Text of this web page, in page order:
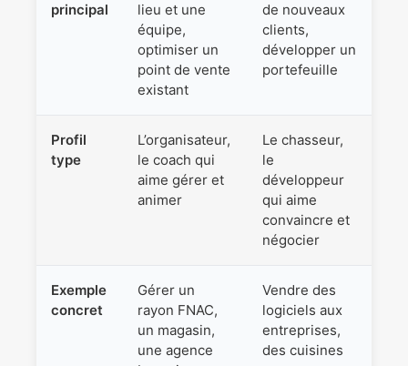
principal
lieu et une
équipe,
optimiser un
point de vente
existant
de nouveaux
clients,
développer un
portefeuille
Profil
type
L’organisateur,
le coach qui
aime gérer et
animer
Le chasseur,
le
développeur
qui aime
convaincre et
négocier
Exemple
concret
Gérer un
rayon FNAC,
un magasin,
une agence
Vendre des
logiciels aux
entreprises,
des cuisines